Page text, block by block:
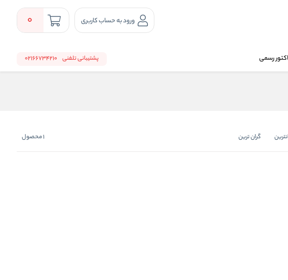
ورود به حساب کاربری 0
رسمی پشتیبانی تلفنی 02166734210
گران ترین 1محصول